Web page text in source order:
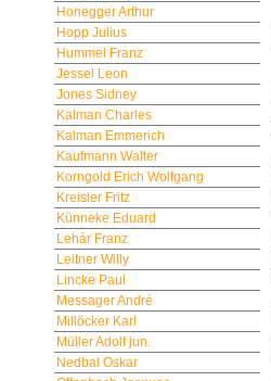
Honegger Arthur
Hopp Julius
Hummel Franz
Jessel Leon
Jones Sidney
Kalman Charles
Kalman Emmerich
Kaufmann Walter
Korngold Erich Wolfgang
Kreisler Fritz
Künneke Eduard
Lehár Franz
Leitner Willy
Lincke Paul
Messager André
Millöcker Karl
Müller Adolf jun.
Nedbal Oskar